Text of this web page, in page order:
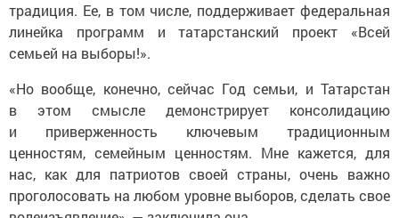
традиция. Ее, в том числе, поддерживает федеральная
линейка программ и татарстанский проект «Всей
семьей на выборы!».
«Но вообще, конечно, сейчас Год семьи, и Татарстан
в этом смысле демонстрирует консолидацию
и приверженность ключевым традиционным
ценностям, семейным ценностям. Мне кажется, для
нас, как для патриотов своей страны, очень важно
проголосовать на любом уровне выборов, сделать свое